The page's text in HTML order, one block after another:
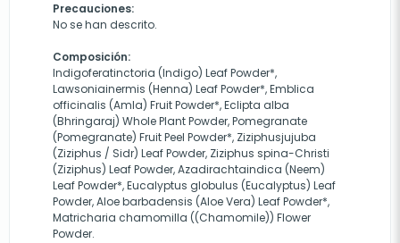
Precauciones:
No se han descrito.
Composición:
Indigoferatinctoria (Indigo) Leaf Powder*,
Lawsoniainermis (Henna) Leaf Powder*, Emblica
officinalis (Amla) Fruit Powder*, Eclipta alba
(Bhringaraj) Whole Plant Powder, Pomegranate
(Pomegranate) Fruit Peel Powder*, Ziziphusjujuba
(Ziziphus / Sidr) Leaf Powder, Ziziphus spina-Christi
(Ziziphus) Leaf Powder, Azadirachtaindica (Neem)
Leaf Powder*, Eucalyptus globulus (Eucalyptus) Leaf
Powder, Aloe barbadensis (Aloe Vera) Leaf Powder*,
Matricharia chamomilla ((Chamomile)) Flower
Powder.